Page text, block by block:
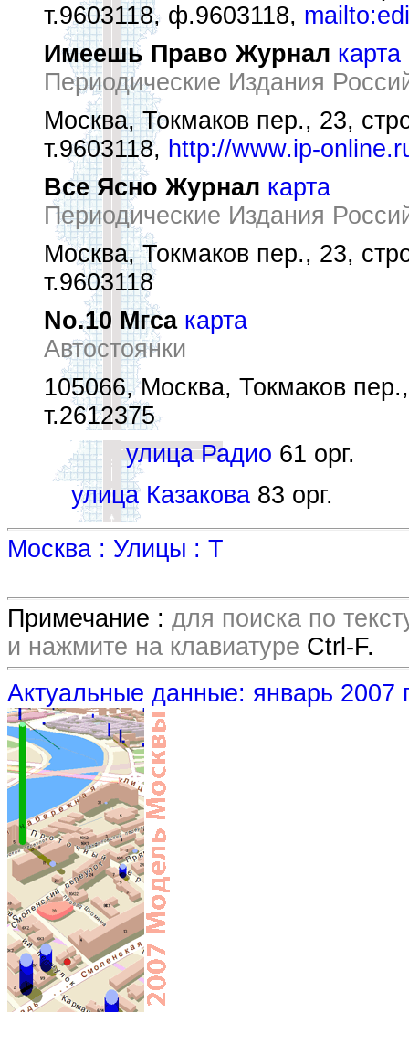
т.9603118, ф.9603118,
Имеешь Право Журнал карта
Периодические Издания
Москва, Токмаков пер., 23,
т.9603118, http://www.ip-
Все Ясно Журнал карта
Периодические Издания
Москва, Токмаков пер., 23,
т.9603118
No.10 Мгса карта
Автостоянки
105066, Москва, Токмаков
т.2612375
улица Радио 61 орг.
улица Казакова 83 орг.
Москва : Улицы : Т
Примечание : для поиска по
и нажмите на клавиатуре Ctrl-F.
Актуальные данные: январь 2007